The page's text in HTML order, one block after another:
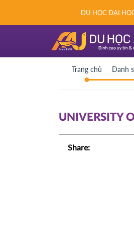
DU HỌC ĐẠI
Trang chủ Danh
UNIVERSITY
Share: